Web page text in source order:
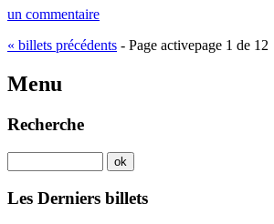
un commentaire
« billets précédents - Page activepage 1 de 12
Menu
Recherche
Les Derniers billets